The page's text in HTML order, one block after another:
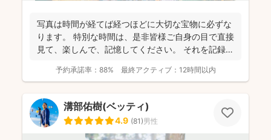
写真は時間が経てば経つほどに大切な宝物に必ずな
ります。 特別な時間は、是非皆様ご自身の目で直接
見て、楽しんで、記憶してください。 それを記録す
予約承諾率： 88% 最終アクティブ： 12時間以内
溝部佑樹(ベッティ)
4.9 (81)男性